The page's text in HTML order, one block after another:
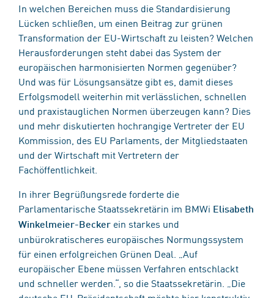
In welchen Bereichen muss die Standardisierung
Lücken schließen, um einen Beitrag zur grünen
Transformation der EU-Wirtschaft zu leisten? Welchen
Herausforderungen steht dabei das System der
europäischen harmonisierten Normen gegenüber?
Und was für Lösungsansätze gibt es, damit dieses
Erfolgsmodell weiterhin mit verlässlichen, schnellen
und praxistauglichen Normen überzeugen kann? Dies
und mehr diskutierten hochrangige Vertreter der EU
Kommission, des EU Parlaments, der Mitgliedstaaten
und der Wirtschaft mit Vertretern der
Fachöffentlichkeit.
In ihrer Begrüßungsrede forderte die
Parlamentarische Staatssekretärin im BMWi Elisabeth
Winkelmeier-Becker ein starkes und
unbürokratischeres europäisches Normungssystem
für einen erfolgreichen Grünen Deal. „Auf
europäischer Ebene müssen Verfahren entschlackt
und schneller werden.“, so die Staatssekretärin. „Die